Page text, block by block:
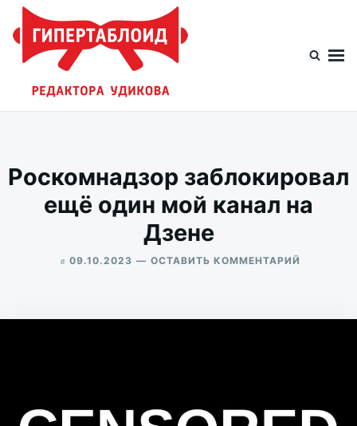
Перейти
содержимому
Искать:
Роскомнадзор заблокировал
ещё один мой канал на
Дзене
в 09.10.2023 ОСТАВИТЬ КОММЕНТАРИЙ
ОДИН